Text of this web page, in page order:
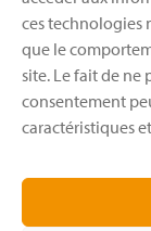
ces technologies
que le
site. Le fait de ne
consentement
caractéristiques